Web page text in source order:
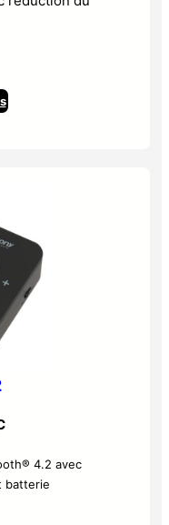
4.2 avec
batterie